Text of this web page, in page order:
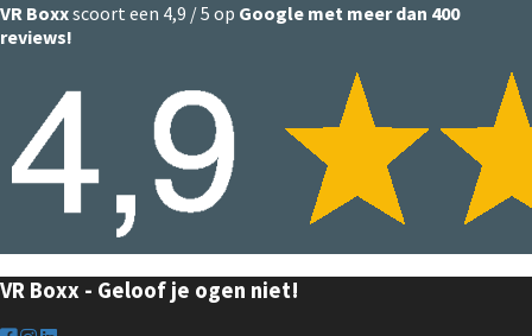
VR Boxxscoort een 4,9 / 5 op Google met meer dan 400
reviews!
VR Boxx - Geloof je ogen niet!